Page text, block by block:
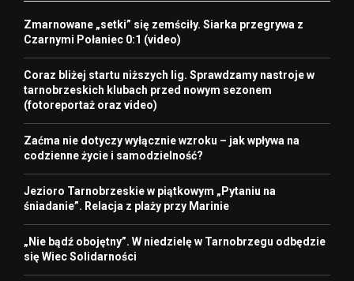
Zmarnowane „setki” się zemściły. Siarka przegrywa z
Czarnymi Połaniec 0:1 (video)
Coraz bliżej startu niższych lig. Sprawdzamy nastroje w
tarnobrzeskich klubach przed nowym sezonem
(fotoreportaż oraz video)
Zaćma nie dotyczy wyłącznie wzroku – jak wpływa na
codzienne życie i samodzielność?
Jezioro Tarnobrzeskie w piątkowym „Pytaniu na
śniadanie”. Relacja z plaży przy Marinie
„Nie bądź obojętny”. W niedzielę w Tarnobrzegu odbędzie
się Wiec Solidarności